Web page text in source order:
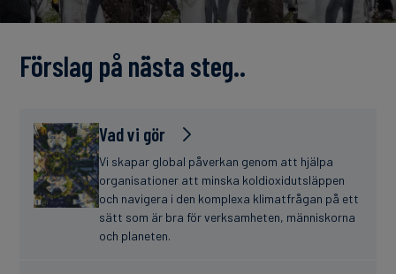
finanser
Förslag på nästa steg..
Vad vi gör
Vi skapar global påverkan genom att hjälpa
organisationer att minska koldioxidutsläppen
och navigera i den komplexa klimatfrågan på ett
sätt som är bra för verksamheten, människorna
och planeten.